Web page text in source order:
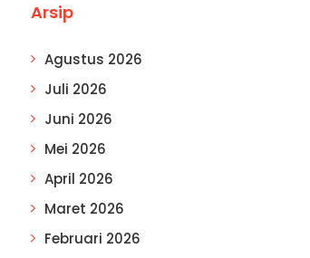
Arsip
Agustus 2026
Juli 2026
Juni 2026
Mei 2026
April 2026
Maret 2026
Februari 2026